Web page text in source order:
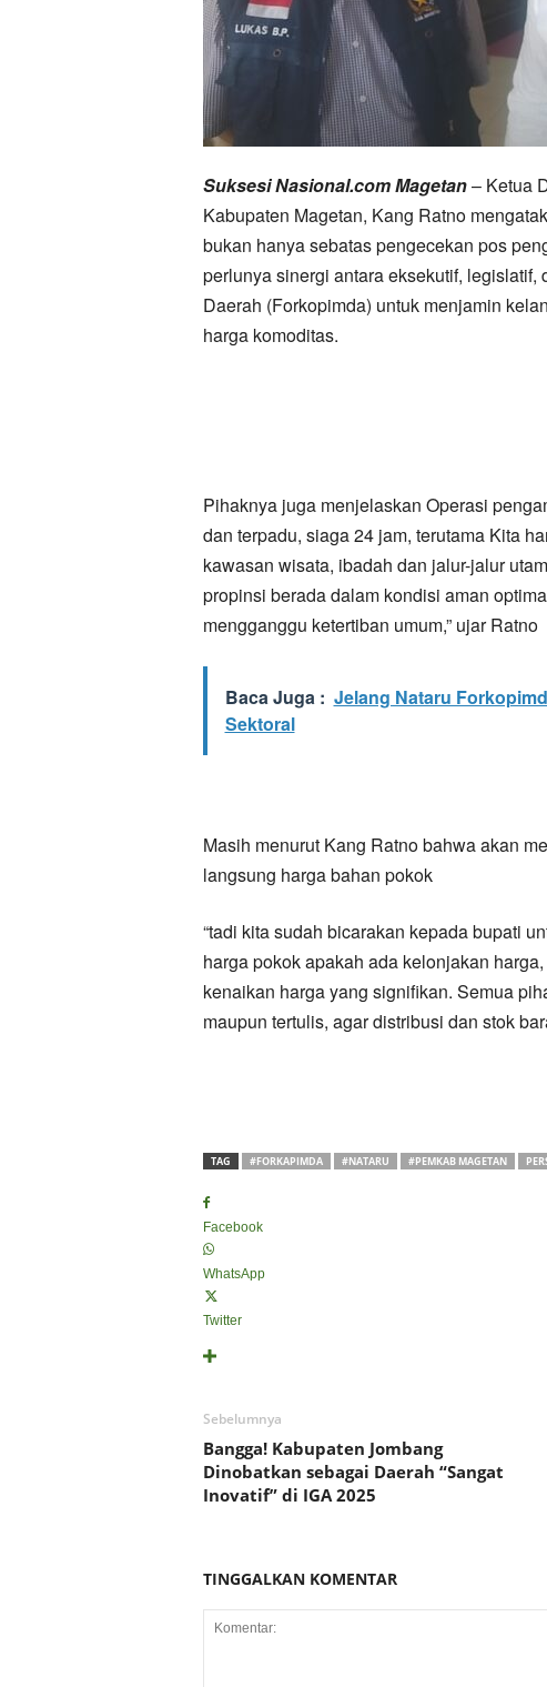
Suksesi Nasional.com Magetan– Ketua
Kabupaten Magetan, Kang Ratno
bukan hanya sebatas pengecekan pos
perlunya sinergi antara eksekutif,
Daerah (Forkopimda) untuk menjamin
harga komoditas.
Pihaknya juga menjelaskan Operasi
dan terpadu, siaga 24 jam, terutama Kita
kawasan wisata, ibadah dan jalur-jalur
propinsi berada dalam kondisi aman
mengganggu ketertiban umum,” ujar Ratno
Baca Juga : Jelang Nataru
Sektoral
Masih menurut Kang Ratno bahwa akan
langsung harga bahan pokok
“tadi kita sudah bicarakan kepada bupati
harga pokok apakah ada kelonjakan
kenaikan harga yang signifikan. Semua
maupun tertulis, agar distribusi dan stok
TAG #FORKAPIMDA #NATARU #PEMKAB MAGETAN
Facebook
WhatsApp
Twitter
Sebelumnya
Bangga! Kabupaten Jombang
Dinobatkan sebagai Daerah “Sangat
Inovatif” di IGA 2025
TINGGALKAN KOMENTAR